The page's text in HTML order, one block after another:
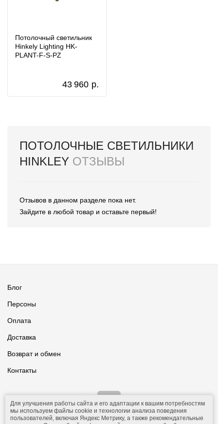
Потолочный светильник
Hinkely Lighting HK-
PLANT-F-S-PZ
43 960 р.
ПОТОЛОЧНЫЕ СВЕТИЛЬНИКИ
HINKLEY ОТЗЫВЫ
Отзывов в данном разделе пока нет.
Зайдите в любой товар и оставьте первый!
Блог
Персоны
Оплата
Доставка
Возврат и обмен
Контакты
Для улучшения работы сайта и его адаптации к вашим потребностям
мы используем файлы cookie и технологии анализа поведения
пользователей, включая Яндекс Метрику, а также рекомендательные